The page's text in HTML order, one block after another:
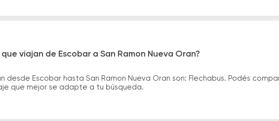
viajan de Escobar a San Ramon Nueva Oran?
desde Escobar hasta San Ramon Nueva Oran son: Flechabus. Podés
que mejor se adapte a tu búsqueda.